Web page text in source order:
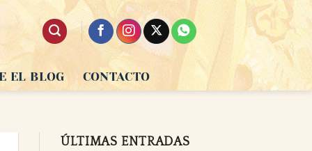
EL BLOG CONTACTO
ÚLTIMAS ENTRADAS